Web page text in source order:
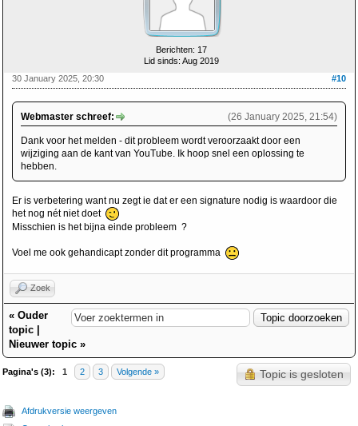
Berichten: 17
Lid sinds: Aug 2019
#10
30 January 2025, 20:30
(26 January 2025, 21:54)
Webmaster schreef:
Dank voor het melden - dit probleem wordt veroorzaakt door een
wijziging aan de kant van YouTube. Ik hoop snel een oplossing te
hebben.
Er is verbetering want nu zegt ie dat er een signature nodig is waardoor die
het nog nét niet doet
Misschien is het bijna einde probleem ?
Voel me ook gehandicapt zonder dit programma
Zoek
« Ouder
topic
Nieuwer topic »
Pagina's (3): 1 2 3 Volgende » Topic is gesloten
Afdrukversie weergeven